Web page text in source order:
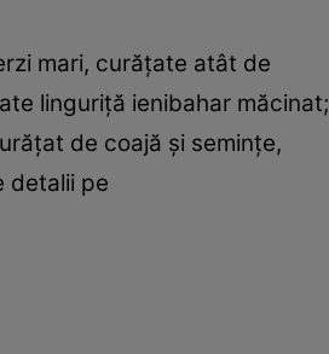
mari, curăţate atât de
linguriţă ienibahar măcinat;
de coajă şi seminţe,
detalii pe